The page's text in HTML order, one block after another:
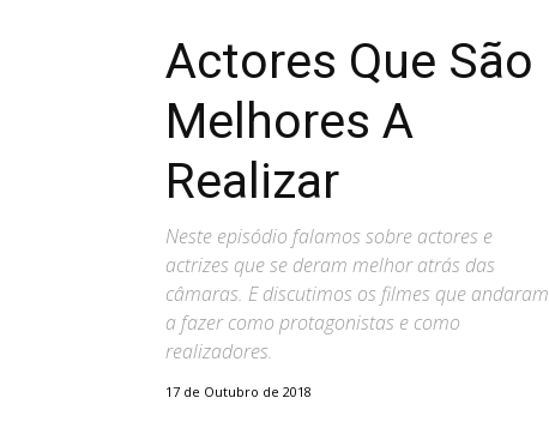
Actores Que São
Melhores A
Realizar
Neste episódio falamos sobre actores e
actrizes que se deram melhor atrás das
câmaras. E discutimos os filmes que andaram
a fazer como protagonistas e como
realizadores.
17 de Outubro de 2018